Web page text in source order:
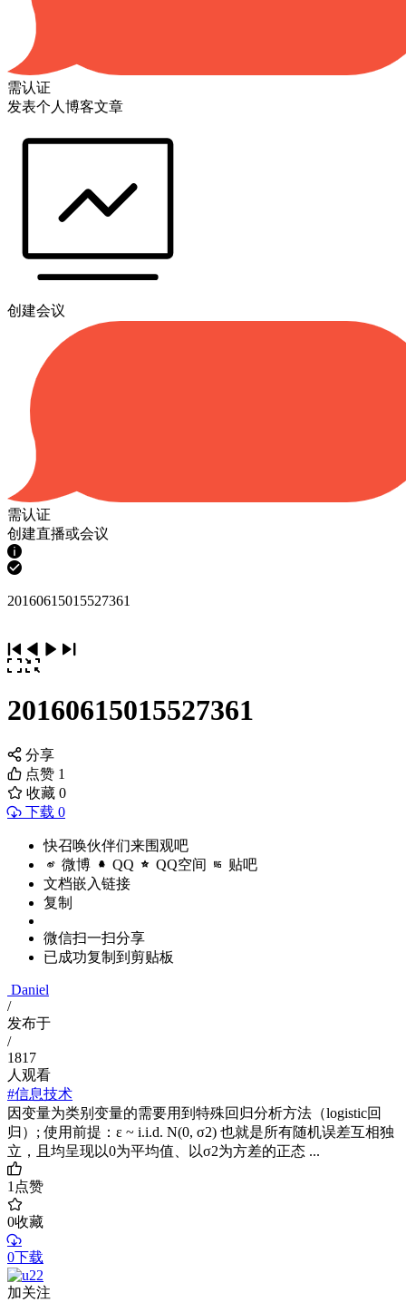
需认证
发表个人博客文章
创建会议
需认证
创建直播或会议
20160615015527361
20160615015527361
分享
点赞 1
收藏 0
下载 0
快召唤伙伴们来围观吧
微博 QQ QQ空间 贴吧
文档嵌入链接
复制
微信扫一扫分享
已成功复制到剪贴板
Daniel
/
发布于
/
1817
人观看
#信息技术
因变量为类别变量的需要用到特殊回归分析方法（logistic回
归）; 使用前提：ε ~ i.i.d. N(0, σ2) 也就是所有随机误差互相独
立，且均呈现以0为平均值、以σ2为方差的正态 ...
1点赞
0收藏
0下载
加关注